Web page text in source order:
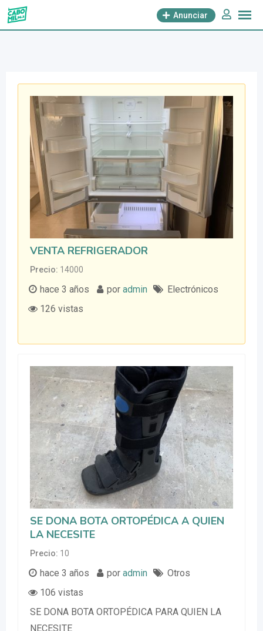
saltar
Anunciar
VENTA REFRIGERADOR
Precio 14000
hace 3 años por admin
Electrónicos
126 vistas
SE DONA BOTA ORTOPÉDICA A QUIEN
LA NECESITE
Precio 10
hace 3 años por admin
Otros
106 vistas
SE DONA BOTA ORTOPÉDICA PARA QUIEN LA
NECESITE